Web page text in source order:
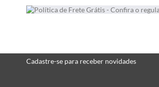
Cadastre-se para receber novidades